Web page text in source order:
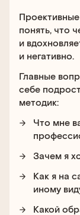
понять, что
и
и негативно.
Главные
себе
методик:
Что мне
Зачем я
Как я на
иному
Какой